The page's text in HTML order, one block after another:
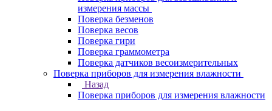
измерения массы
Поверка безменов
Поверка весов
Поверка гири
Поверка граммометра
Поверка датчиков весоизмерительных
Поверка приборов для измерения влажности
Назад
Поверка приборов для измерения влажности